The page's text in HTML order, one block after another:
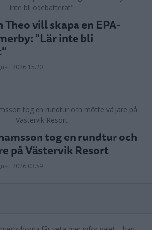
Theo vill skapa en EPA-
"Lär inte bli
2026 15.20
tog en rundtur och
på Västervik Resort
2026 03.59